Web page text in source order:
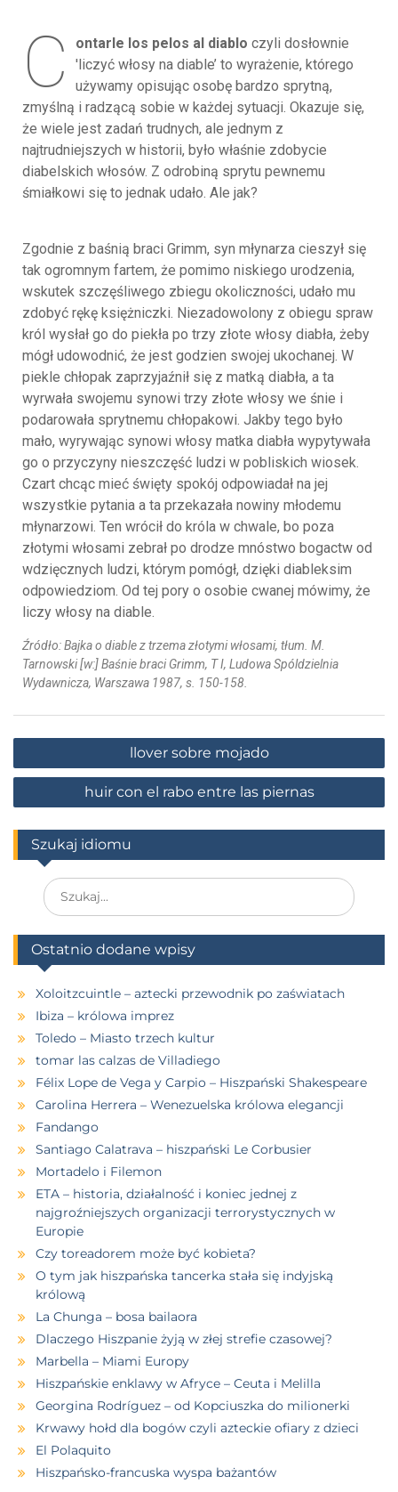
C ontarle los pelos al diablo czyli dosłownie
'liczyć włosy na diable’ to wyrażenie, którego
używamy opisując osobę bardzo sprytną,
zmyślną i radzącą sobie w każdej sytuacji. Okazuje się,
że wiele jest zadań trudnych, ale jednym z
najtrudniejszych w historii, było właśnie zdobycie
diabelskich włosów. Z odrobiną sprytu pewnemu
śmiałkowi się to jednak udało. Ale jak?
Zgodnie z baśnią braci Grimm, syn młynarza cieszył się
tak ogromnym fartem, że pomimo niskiego urodzenia,
wskutek szczęśliwego zbiegu okoliczności, udało mu
zdobyć rękę księżniczki. Niezadowolony z obiegu spraw
król wysłał go do piekła po trzy złote włosy diabła, żeby
mógł udowodnić, że jest godzien swojej ukochanej. W
piekle chłopak zaprzyjaźnił się z matką diabła, a ta
wyrwała swojemu synowi trzy złote włosy we śnie i
podarowała sprytnemu chłopakowi. Jakby tego było
mało, wyrywając synowi włosy matka diabła wypytywała
go o przyczyny nieszczęść ludzi w pobliskich wiosek.
Czart chcąc mieć święty spokój odpowiadał na jej
wszystkie pytania a ta przekazała nowiny młodemu
młynarzowi. Ten wrócił do króla w chwale, bo poza
złotymi włosami zebrał po drodze mnóstwo bogactw od
wdzięcznych ludzi, którym pomógł, dzięki diableksim
odpowiedziom. Od tej pory o osobie cwanej mówimy, że
liczy włosy na diable.
Źródło: Bajka o diable z trzema złotymi włosami, tłum. M.
Tarnowski [w:] Baśnie braci Grimm, T I, Ludowa Spóldzielnia
Wydawnicza, Warszawa 1987, s. 150-158.
llover sobre mojado
huir con el rabo entre las piernas
Szukaj idiomu
Ostatnio dodane wpisy
Xoloitzcuintle – aztecki przewodnik po zaświatach
Ibiza – królowa imprez
Toledo – Miasto trzech kultur
tomar las calzas de Villadiego
Félix Lope de Vega y Carpio – Hiszpański Shakespeare
Carolina Herrera – Wenezuelska królowa elegancji
Fandango
Santiago Calatrava – hiszpański Le Corbusier
Mortadelo i Filemon
ETA – historia, działalność i koniec jednej z
najgroźniejszych organizacji terrorystycznych w
Europie
Czy toreadorem może być kobieta?
O tym jak hiszpańska tancerka stała się indyjską
królową
La Chunga – bosa bailaora
Dlaczego Hiszpanie żyją w złej strefie czasowej?
Marbella – Miami Europy
Hiszpańskie enklawy w Afryce – Ceuta i Melilla
Georgina Rodríguez – od Kopciuszka do milionerki
Krwawy hołd dla bogów czyli azteckie ofiary z dzieci
El Polaquito
Hiszpańsko-francuska wyspa bażantów